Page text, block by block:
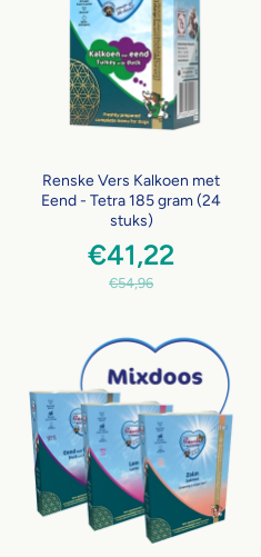
Renske Vers Kalkoen met
Eend - Tetra 185 gram (24
stuks)
€41,22
€54,96